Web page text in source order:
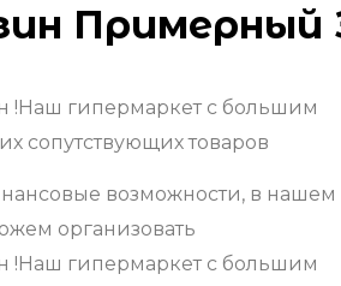
Примерный
!Наш гипермаркет с большим
сопутствующих товаров
возможности, в нашем
организовать
!Наш гипермаркет с большим